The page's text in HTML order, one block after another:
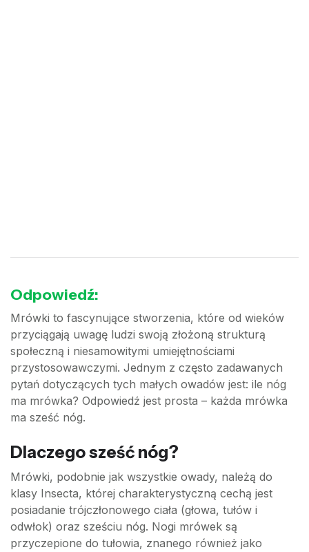
Odpowiedź:
Mrówki to fascynujące stworzenia, które od wieków
przyciągają uwagę ludzi swoją złożoną strukturą
społeczną i niesamowitymi umiejętnościami
przystosowawczymi. Jednym z często zadawanych
pytań dotyczących tych małych owadów jest: ile nóg
ma mrówka? Odpowiedź jest prosta – każda mrówka
ma sześć nóg.
Dlaczego sześć nóg?
Mrówki, podobnie jak wszystkie owady, należą do
klasy Insecta, której charakterystyczną cechą jest
posiadanie trójczłonowego ciała (głowa, tułów i
odwłok) oraz sześciu nóg. Nogi mrówek są
przyczepione do tułowia, znanego również jako